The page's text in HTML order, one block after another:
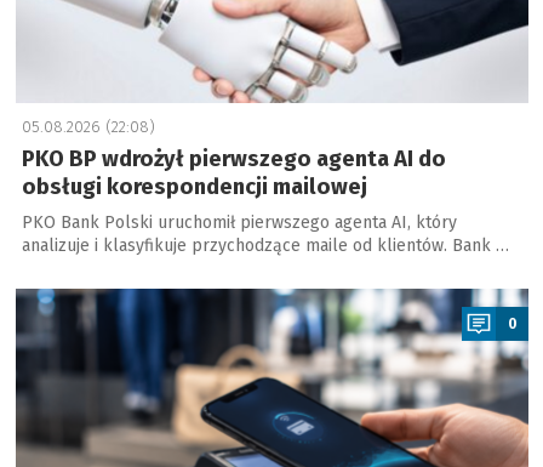
05.08.2026 (22:08)
PKO BP wdrożył pierwszego agenta AI do
obsługi korespondencji mailowej
PKO Bank Polski uruchomił pierwszego agenta AI, który
analizuje i klasyfikuje przychodzące maile od klientów. Bank …
a
0